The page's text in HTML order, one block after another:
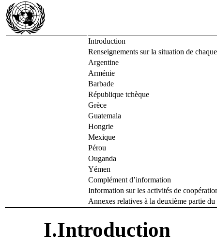
Introduction
Renseignements sur la situation de
Argentine
Arménie
Barbade
République tchèque
Grèce
Guatemala
Hongrie
Mexique
Pérou
Ouganda
Yémen
Complément d’information
Information sur les activités de
Annexes relatives à la deuxième partie
I.Introduction